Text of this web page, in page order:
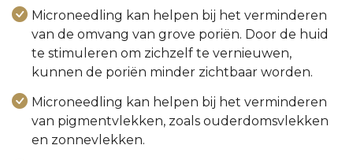
Microneedling kan helpen bij het verminderen
van de omvang van grove poriën. Door de huid
te stimuleren om zichzelf te vernieuwen,
kunnen de poriën minder zichtbaar worden.
Microneedling kan helpen bij het verminderen
van pigmentvlekken, zoals ouderdomsvlekken
en zonnevlekken.